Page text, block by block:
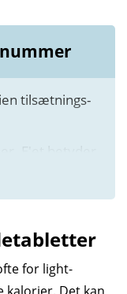
tilsætnings­
er fælles i hele
fremstillede.
søde­
tilsætnings­
for light-